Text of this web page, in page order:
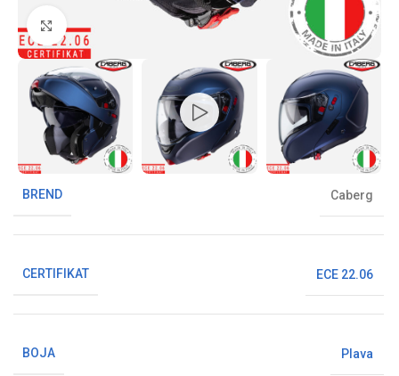
Klikni da uvećaš sliku
BREND Caberg
CERTIFIKAT ECE 22.06
BOJA Plava